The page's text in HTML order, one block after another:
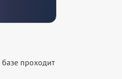
проходит